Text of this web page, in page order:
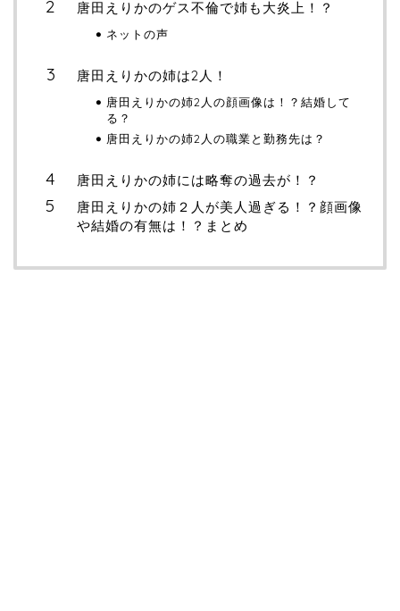
唐田えりかのゲス不倫で姉も大炎上！？
ネットの声
唐田えりかの姉は2人！
唐田えりかの姉2人の顔画像は！？結婚して
る？
唐田えりかの姉2人の職業と勤務先は？
唐田えりかの姉には略奪の過去が！？
唐田えりかの姉２人が美人過ぎる！？顔画像
や結婚の有無は！？まとめ